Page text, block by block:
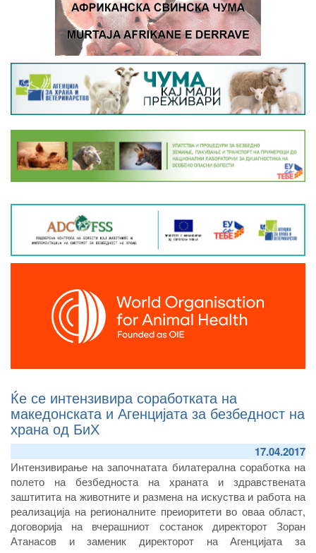
Ќе се интензивира соработката на
македонската и Агенцијата за безбедност на
храна од БиХ
17.04.2017
Интензивирање на започнатата билатерална соработка на
пoлето на безбедноста на храната и здравствената
заштитита на животните и размена на искуства и работа на
реализација на регионалните преиоритети во оваа област,
договорија на вчерашниот состанок директорот Зоран
Атанасов и заменик директорот на Агенцијата за